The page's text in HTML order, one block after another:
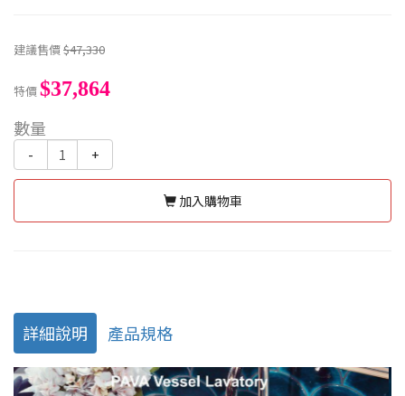
建議售價$47,330
特價$37,864
數量
- +
加入購物車
詳細說明 產品規格